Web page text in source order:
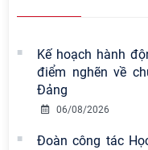
Kế hoạch hành
điểm nghẽn về
Đảng
06/08/2026
Đoàn công tác